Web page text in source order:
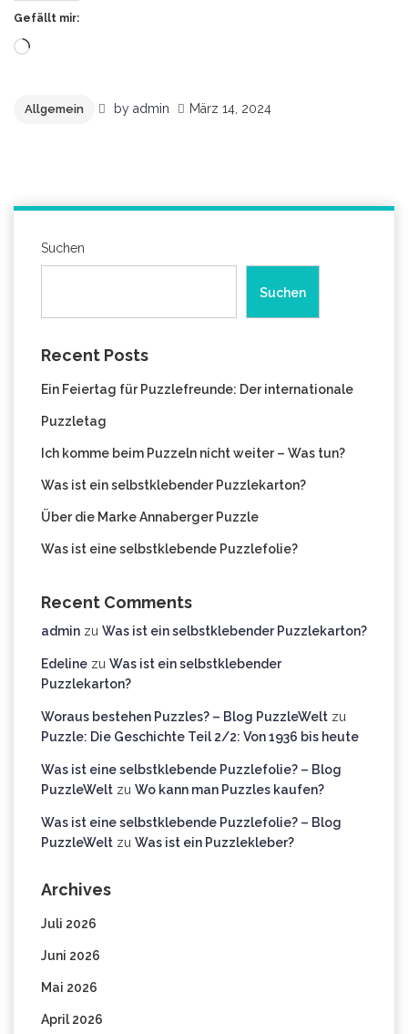
Gefällt mir:
Wird
Allgemein by admin März 14, 2024
Suchen
Suchen
Recent Posts
Ein Feiertag für Puzzlefreunde: Der internationale
Puzzletag
Ich komme beim Puzzeln nicht weiter – Was tun?
Was ist ein selbstklebender Puzzlekarton?
Über die Marke Annaberger Puzzle
Was ist eine selbstklebende Puzzlefolie?
Recent Comments
admin zu Was ist ein selbstklebender Puzzlekarton?
Edeline zu Was ist ein selbstklebender
Puzzlekarton?
Woraus bestehen Puzzles? – Blog PuzzleWelt zu
Puzzle: Die Geschichte Teil 2/2: Von 1936 bis heute
Was ist eine selbstklebende Puzzlefolie? – Blog
PuzzleWelt zu Wo kann man Puzzles kaufen?
Was ist eine selbstklebende Puzzlefolie? – Blog
PuzzleWelt zu Was ist ein Puzzlekleber?
Archives
Juli 2026
Juni 2026
Mai 2026
April 2026